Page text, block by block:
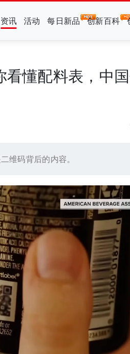
资讯 活动 每日新品 创新百科
懂配料表，中
维码背后的内容。